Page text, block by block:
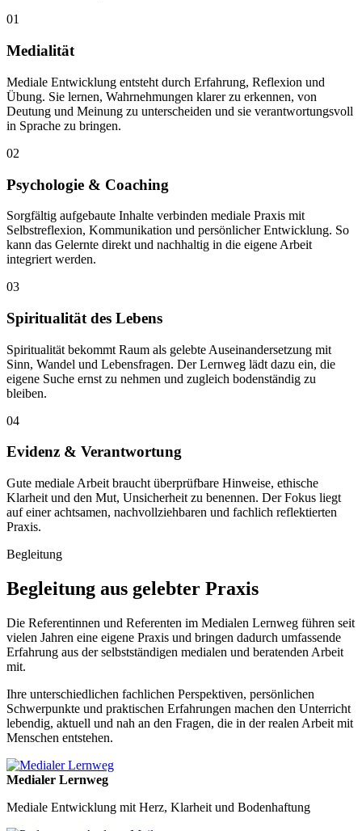
01
Medialität
Mediale Entwicklung entsteht durch Erfahrung, Reflexion und
Übung. Sie lernen, Wahrnehmungen klarer zu erkennen, von
Deutung und Meinung zu unterscheiden und sie verantwortungsvoll
in Sprache zu bringen.
02
Psychologie & Coaching
Sorgfältig aufgebaute Inhalte verbinden mediale Praxis mit
Selbstreflexion, Kommunikation und persönlicher Entwicklung. So
kann das Gelernte direkt und nachhaltig in die eigene Arbeit
integriert werden.
03
Spiritualität des Lebens
Spiritualität bekommt Raum als gelebte Auseinandersetzung mit
Sinn, Wandel und Lebensfragen. Der Lernweg lädt dazu ein, die
eigene Suche ernst zu nehmen und zugleich bodenständig zu
bleiben.
04
Evidenz & Verantwortung
Gute mediale Arbeit braucht überprüfbare Hinweise, ethische
Klarheit und den Mut, Unsicherheit zu benennen. Der Fokus liegt
auf einer achtsamen, nachvollziehbaren und fachlich reflektierten
Praxis.
Begleitung
Begleitung aus gelebter Praxis
Die Referentinnen und Referenten im Medialen Lernweg führen seit
vielen Jahren eine eigene Praxis und bringen dadurch umfassende
Erfahrung aus der selbstständigen medialen und beratenden Arbeit
mit.
Ihre unterschiedlichen fachlichen Perspektiven, persönlichen
Schwerpunkte und praktischen Erfahrungen machen den Unterricht
lebendig, aktuell und nah an den Fragen, die in der realen Arbeit mit
Menschen entstehen.
Medialer Lernweg
Mediale Entwicklung mit Herz, Klarheit und Bodenhaftung